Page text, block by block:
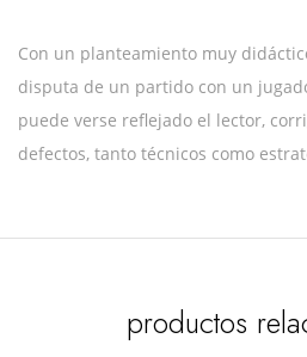
Con un planteamiento muy
disputa de un partido con un
puede verse reflejado el lector,
defectos, tanto técnicos como
productos